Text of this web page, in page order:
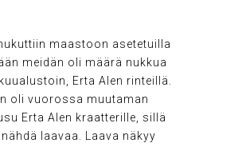
maastoon asetetuilla
meidän oli määrä nukkua
Erta Alen rinteillä.
oli vuorossa muutaman
Erta Alen kraatterille, sillä
laavaa. Laava näkyy